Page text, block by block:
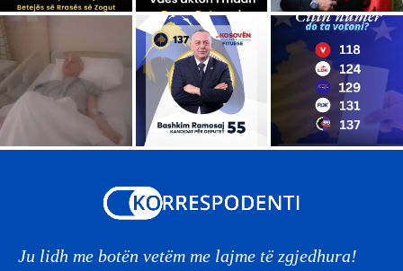
Ju lidh me botën vetëm me lajme të zgjedhura!